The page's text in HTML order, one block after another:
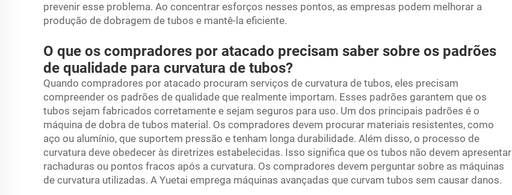
prevenir esse problema. Ao concentrar esforços nesses pontos, as empresas podem melhorar a
produção de dobragem de tubos e mantê-la eficiente.
O que os compradores por atacado precisam saber sobre os padrões
de qualidade para curvatura de tubos?
Quando compradores por atacado procuram serviços de curvatura de tubos, eles precisam
compreender os padrões de qualidade que realmente importam. Esses padrões garantem que os
tubos sejam fabricados corretamente e sejam seguros para uso. Um dos principais padrões é o
máquina de dobra de tubos material. Os compradores devem procurar materiais resistentes, como
aço ou alumínio, que suportem pressão e tenham longa durabilidade. Além disso, o processo de
curvatura deve obedecer às diretrizes estabelecidas. Isso significa que os tubos não devem apresentar
rachaduras ou pontos fracos após a curvatura. Os compradores devem perguntar sobre as máquinas
de curvatura utilizadas. A Yuetai emprega máquinas avançadas que curvam tubos sem causar danos.